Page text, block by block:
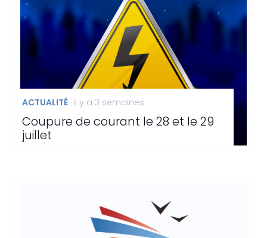
ACTUALITÉ il y a 3 semaines
Coupure de courant le 28 et le 29
juillet